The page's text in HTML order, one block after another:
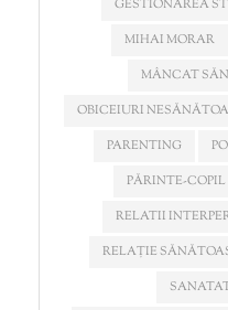
GESTIONAREA
MIHAI MORAR
MÂNCAT
OBICEIURI
PARENTING
PĂRINTE-COPIL
RELATII
RELAȚIE